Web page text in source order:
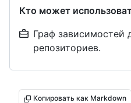
Кто может
Граф зависимостей
репозиториев.
Копировать как Markdown